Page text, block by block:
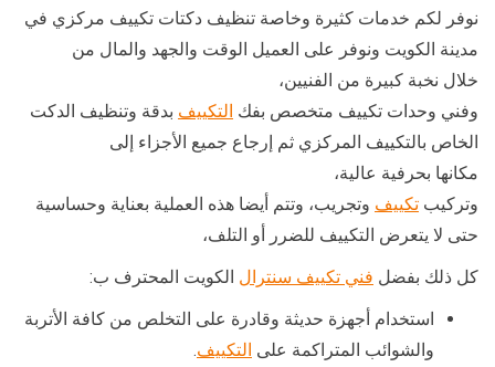
نوفر لكم خدمات كثيرة وخاصة تنظيف دكتات تكييف مركزي في
مدينة الكويت ونوفر على العميل الوقت والجهد والمال من
خلال نخبة كبيرة من الفنيين،
وفني وحدات تكييف متخصص بفك التكييف بدقة وتنظيف الدكت
الخاص بالتكييف المركزي ثم إرجاع جميع الأجزاء إلى
مكانها بحرفية عالية،
وتركيب تكييف وتجريب، وتتم أيضا هذه العملية بعناية وحساسية
حتى لا يتعرض التكييف للضرر أو التلف،
كل ذلك بفضل فني تكييف سنترال الكويت المحترف ب:
استخدام أجهزة حديثة وقادرة على التخلص من كافة الأتربة
والشوائب المتراكمة على التكييف.